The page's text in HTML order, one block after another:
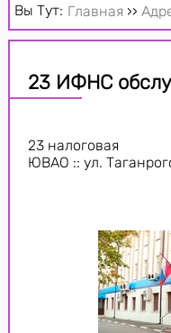
Вы Тут: Главная ››
23 ИФНС
23 налоговая
ЮВАО :: ул.